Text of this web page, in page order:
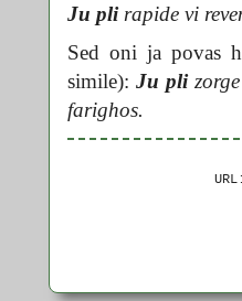
Ju plirapide vi
Sed oni ja povas
simile):Ju pli
farighos.